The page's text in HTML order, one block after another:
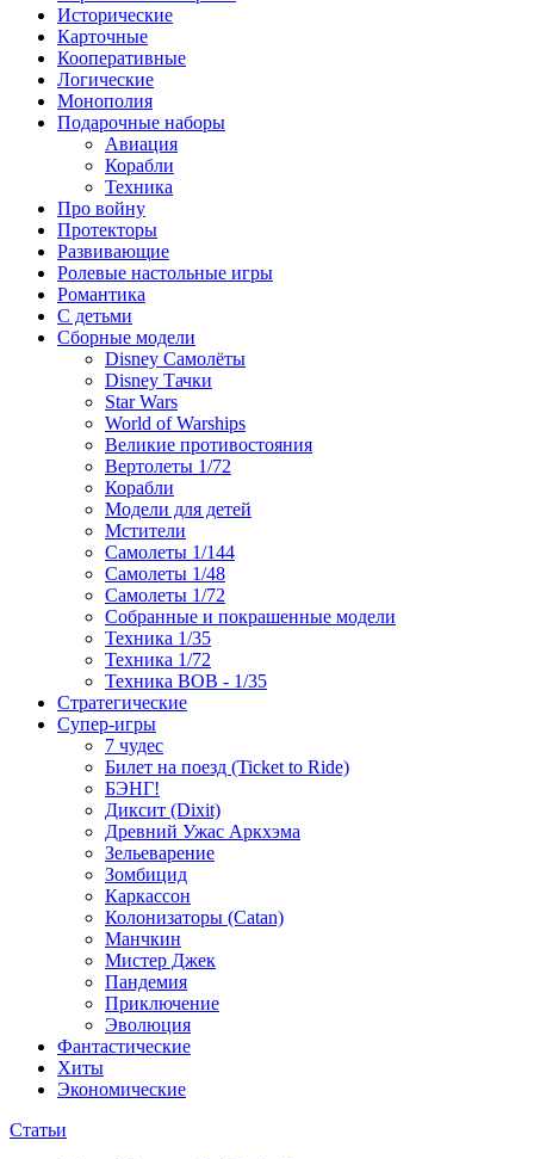
Исторические
Карточные
Кооперативные
Логические
Монополия
Подарочные наборы
Авиация
Корабли
Техника
Про войну
Протекторы
Развивающие
Ролевые настольные игры
Романтика
С детьми
Сборные модели
Disney Самолёты
Disney Тачки
Star Wars
World of Warships
Великие противостояния
Вертолеты 1/72
Корабли
Модели для детей
Мстители
Самолеты 1/144
Самолеты 1/48
Самолеты 1/72
Собранные и покрашенные модели
Техника 1/35
Техника 1/72
Техника ВОВ - 1/35
Стратегические
Супер-игры
7 чудес
Билет на поезд (Ticket to Ride)
БЭНГ!
Диксит (Dixit)
Древний Ужас Аркхэма
Зельеварение
Зомбицид
Каркассон
Колонизаторы (Catan)
Манчкин
Мистер Джек
Пандемия
Приключение
Эволюция
Фантастические
Хиты
Экономические
Статьи